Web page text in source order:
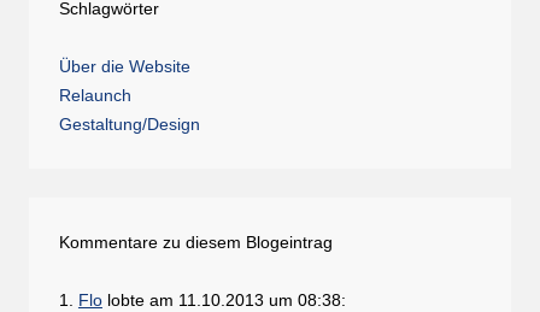
Schlagwörter
Über die Website
Relaunch
Gestaltung/Design
Kommentare zu diesem Blogeintrag
1. Flolobte am 11.10.2013 um 08:38: